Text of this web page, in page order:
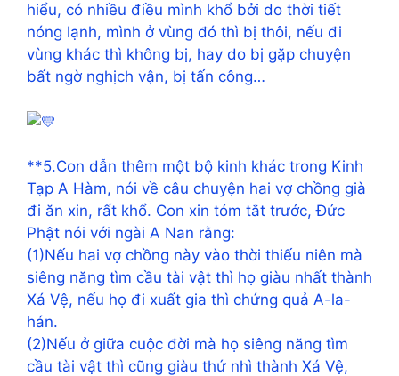
hiểu, có nhiều điều mình khổ bởi do thời tiết
nóng lạnh, mình ở vùng đó thì bị thôi, nếu đi
vùng khác thì không bị, hay do bị gặp chuyện
bất ngờ nghịch vận, bị tấn công…
**5.Con dẫn thêm một bộ kinh khác trong Kinh
Tạp A Hàm, nói về câu chuyện hai vợ chồng già
đi ăn xin, rất khổ. Con xin tóm tắt trước, Đức
Phật nói với ngài A Nan rằng:
(1)Nếu hai vợ chồng này vào thời thiếu niên mà
siêng năng tìm cầu tài vật thì họ giàu nhất thành
Xá Vệ, nếu họ đi xuất gia thì chứng quả A-la-
hán.
(2)Nếu ở giữa cuộc đời mà họ siêng năng tìm
cầu tài vật thì cũng giàu thứ nhì thành Xá Vệ,